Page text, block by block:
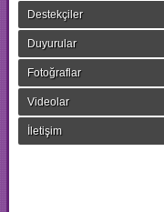
Destekçiler
Duyurular
Fotoğraflar
Videolar
İletişim